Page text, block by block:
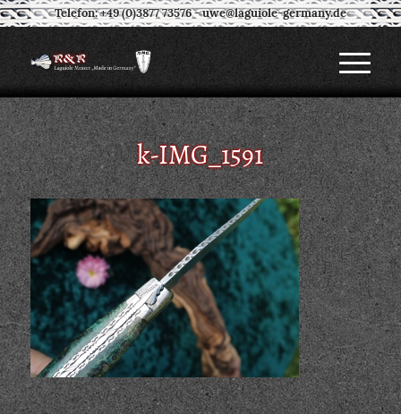
Telefon: +49 (0)3877 73576-uwe@laguiole-germany.de
k-IMG_1591